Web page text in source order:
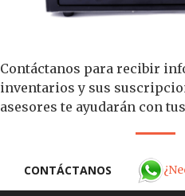
Contáctanos para recibir
inventarios y sus
asesores te ayudarán con
CONTÁCTANOS